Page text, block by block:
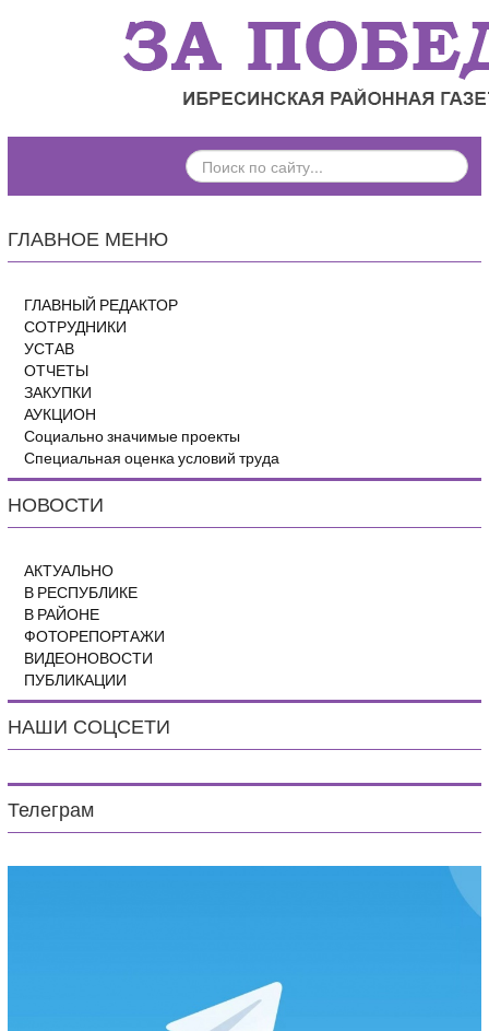
ПОИСК
ПО
ГЛАВНОЕ МЕНЮ
ГЛАВНЫЙ РЕДАКТОР
СОТРУДНИКИ
УСТАВ
ОТЧЕТЫ
ЗАКУПКИ
АУКЦИОН
Социально значимые проекты
Специальная оценка условий труда
НОВОСТИ
АКТУАЛЬНО
В РЕСПУБЛИКЕ
В РАЙОНЕ
ФОТОРЕПОРТАЖИ
ВИДЕОНОВОСТИ
ПУБЛИКАЦИИ
НАШИ СОЦСЕТИ
Телеграм